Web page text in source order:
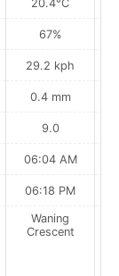
20.4°C
67%
29.2 kph
0.4 mm
9.0
06:04 AM
06:18 PM
Waning
Crescent